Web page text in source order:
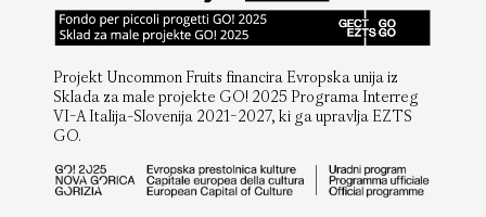
Projekt Uncommon Fruits financira Evropska unija iz
Sklada za male projekte GO! 2025 Programa Interreg
VI-A Italija-Slovenija 2021-2027, ki ga upravlja EZTS
GO.